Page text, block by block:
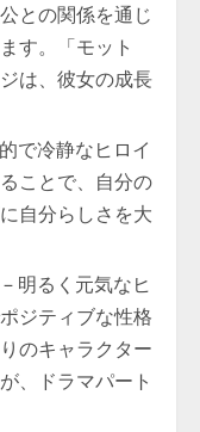
との関係を通じ
す。「モット
は、彼女の成長
で冷静なヒロイ
ことで、自分の
自分らしさを大
– 明るく元気なヒ
ジティブな性格
のキャラクター
、ドラマパート